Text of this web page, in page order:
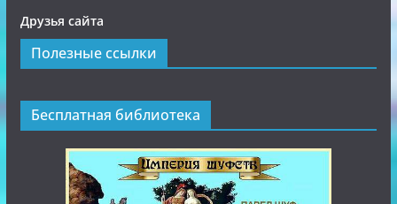
Друзья сайта
Полезные ссылки
Бесплатная библиотека